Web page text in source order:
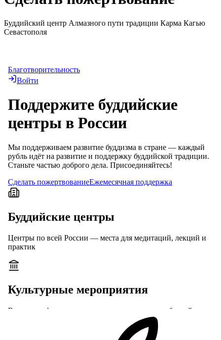
Буддийский центр Алмазного пути традиции Карма Кагью
Севастополя